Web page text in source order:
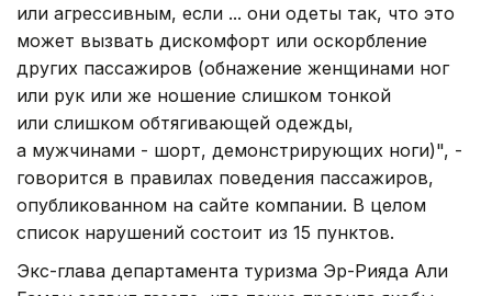
или агрессивным, если ... они одеты так, что это
может вызвать дискомфорт или оскорбление
других пассажиров (обнажение женщинами ног
или рук или же ношение слишком тонкой
или слишком обтягивающей одежды,
а мужчинами - шорт, демонстрирующих ноги)", -
говорится в правилах поведения пассажиров,
опубликованном на сайте компании. В целом
список нарушений состоит из 15 пунктов.
Экс-глава департамента туризма Эр-Рияда Али